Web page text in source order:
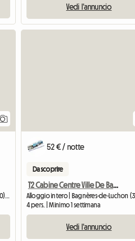
Vedi l'annuncio
Alloggio intero | Bagnères-de-Luchon (31110) | 35 M2
52 € / notte
Da scoprire
T2 Cabine Centre Ville De Bagneres De Luchon Vue Venasque -
4 pers. | Minimo 1 settimana
Vedi l'annuncio